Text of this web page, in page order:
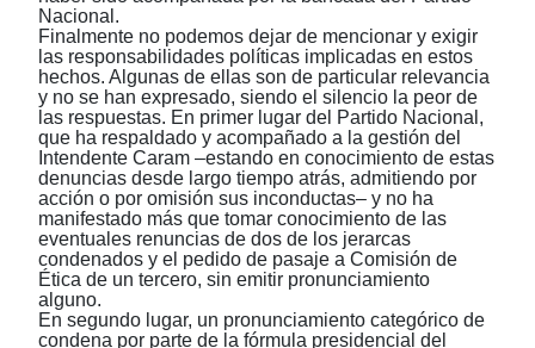
Nacional.
Finalmente no podemos dejar de mencionar y exigir
las responsabilidades políticas implicadas en estos
hechos. Algunas de ellas son de particular relevancia
y no se han expresado, siendo el silencio la peor de
las respuestas. En primer lugar del Partido Nacional,
que ha respaldado y acompañado a la gestión del
Intendente Caram ‒estando en conocimiento de estas
denuncias desde largo tiempo atrás, admitiendo por
acción o por omisión sus inconductas‒ y no ha
manifestado más que tomar conocimiento de las
eventuales renuncias de dos de los jerarcas
condenados y el pedido de pasaje a Comisión de
Ética de un tercero, sin emitir pronunciamiento
alguno.
En segundo lugar, un pronunciamiento categórico de
condena por parte de la fórmula presidencial del